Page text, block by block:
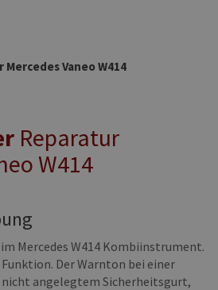
Vaneo W414
Reparatur
W414
Mercedes W414 Kombiinstrument.
Der Warnton bei einer
nicht angelegtem Sicherheitsgurt,